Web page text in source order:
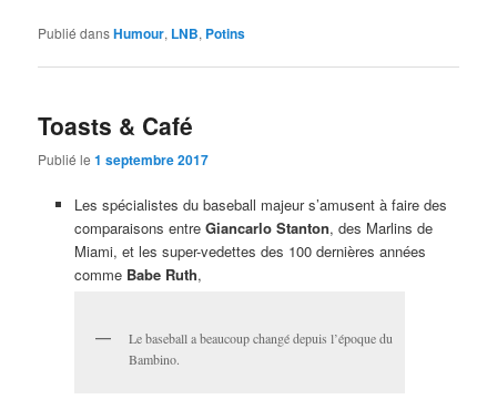
Publié dansHumour, LNB, Potins
Toasts & Café
Publié le1 septembre 2017
Les spécialistes du baseball majeur s’amusent à faire des
comparaisons entre Giancarlo Stanton, des Marlins de
Miami, et les super-vedettes des 100 dernières années
comme Babe Ruth,
Le baseball a beaucoup changé depuis l’époque du
Bambino.